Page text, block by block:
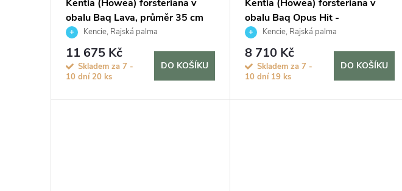
Kentia (Howea) forsteriana v
obalu Baq Lava, průměr 35 cm
Kencie, Rajská palma
11 675 Kč
Skladem za 7 -
10 dní 20 ks
DO KOŠÍKU
Kentia (Howea) forsteriana v
obalu Baq Opus Hit -
hydroponie, průměr 38 cm
Kencie, Rajská palma
8 710 Kč
Skladem za 7 -
10 dní 19 ks
DO KOŠÍKU